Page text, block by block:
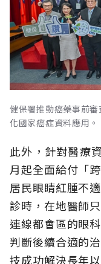
健保署推動癌藥事前
化國家癌症資料應用。
此外，針對醫療
月起全面給付「
居民眼睛紅腫不
診時，在地醫師
連線都會區的眼
判斷後續合適的
技成功解決長年